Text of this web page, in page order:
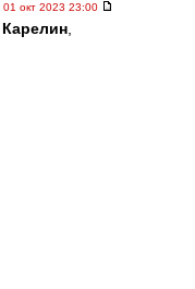
01 окт 2023 23:00
Карелин